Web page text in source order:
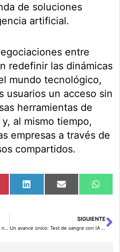
de soluciones
artificial.
entre
redefinir las dinámicas
mundo tecnológico,
usuarios un acceso sin
herramientas de
al mismo tiempo,
empresas a través de
compartidos.
Compartir
en
LinkedInCompartir
en
Email
en
SIGUIENTE